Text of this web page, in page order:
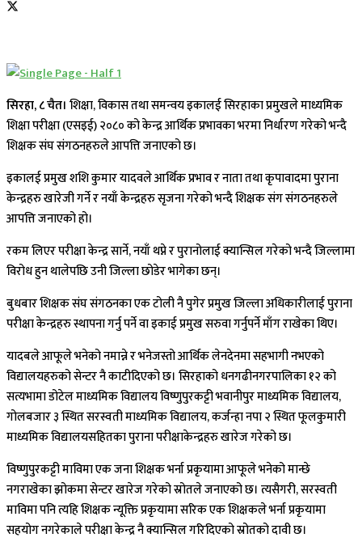
सिरहा, ८ चैत। शिक्षा, विकास तथा समन्वय इकालई सिरहाका प्रमुखले माध्यमिक
शिक्षा परीक्षा (एसइई) २०८० को केन्द्र आर्थिक प्रभावका भरमा निर्धारण गरेको भन्दै
शिक्षक संघ संगठनहरुले आपत्ति जनाएको छ।
इकालई प्रमुख शशि कुमार यादवले आर्थिक प्रभाव र नाता तथा कृपावादमा पुराना
केन्द्रहरु खारेजी गर्ने र नयाँ केन्द्रहरु सृजना गरेको भन्दै शिक्षक संग संगठनहरुले
आपत्ति जनाएको हो।
रकम लिएर परीक्षा केन्द्र सार्ने, नयाँ थप्ने र पुरानोलाई क्यान्सिल गरेको भन्दै जिल्लामा
विरोध हुन थालेपछि उनी जिल्ला छोडेर भागेका छन्।
बुधबार शिक्षक संघ संगठनका एक टोली नै पुगेर प्रमुख जिल्ला अधिकारीलाई पुराना
परीक्षा केन्द्रहरु स्थापना गर्नु पर्ने वा इकाई प्रमुख सरुवा गर्नुपर्ने माँग राखेका थिए।
यादबले आफूले भनेको नमान्ने र भनेजस्तो आर्थिक लेनदेनमा सहभागी नभएको
विद्यालयहरुको सेन्टर नै काटीदिएको छ। सिरहाको धनगढीनगरपालिका १२ को
सत्यभामा डोटेल माध्यमिक विद्यालय विष्णुपुरकट्टी भवानीपुर माध्यमिक विद्यालय,
गोलबजार ३ स्थित सरस्वती माध्यमिक विद्यालय, कर्जन्हा नपा २ स्थित फूलकुमारी
माध्यमिक विद्यालयसहितका पुराना परीक्षाकेन्द्रहरु खारेज गरेको छ।
विष्णुपुरकट्टी माविमा एक जना शिक्षक भर्ना प्रकृयामा आफूले भनेको मान्छे
नगराखेका झोकमा सेन्टर खारेज गरेको स्रोतले जनाएको छ। त्यसैगरी, सरस्वती
माविमा पनि त्यहि शिक्षक न्यूक्ति प्रकृयामा सरिक एक शिक्षकले भर्ना प्रकृयामा
सहयोग नगरेकाले परीक्षा केन्द्र नै क्यान्सिल गरिदिएको स्रोतको दावी छ।